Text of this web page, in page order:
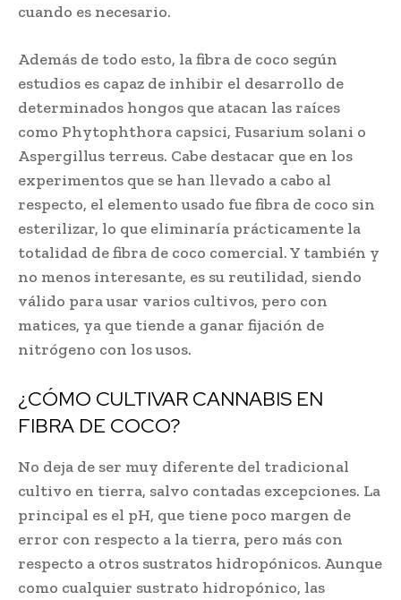
cuando es necesario.
Además de todo esto, la fibra de coco según
estudios es capaz de inhibir el desarrollo de
determinados hongos que atacan las raíces
como Phytophthora capsici, Fusarium solani o
Aspergillus terreus. Cabe destacar que en los
experimentos que se han llevado a cabo al
respecto, el elemento usado fue fibra de coco sin
esterilizar, lo que eliminaría prácticamente la
totalidad de fibra de coco comercial. Y también y
no menos interesante, es su reutilidad, siendo
válido para usar varios cultivos, pero con
matices, ya que tiende a ganar fijación de
nitrógeno con los usos.
¿CÓMO CULTIVAR CANNABIS EN
FIBRA DE COCO?
No deja de ser muy diferente del tradicional
cultivo en tierra, salvo contadas excepciones. La
principal es el pH, que tiene poco margen de
error con respecto a la tierra, pero más con
respecto a otros sustratos hidropónicos. Aunque
como cualquier sustrato hidropónico, las